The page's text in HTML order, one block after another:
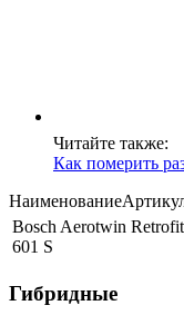
Читайте также:
Как померить
Bosch Aerotwin
601 S
Гибридные